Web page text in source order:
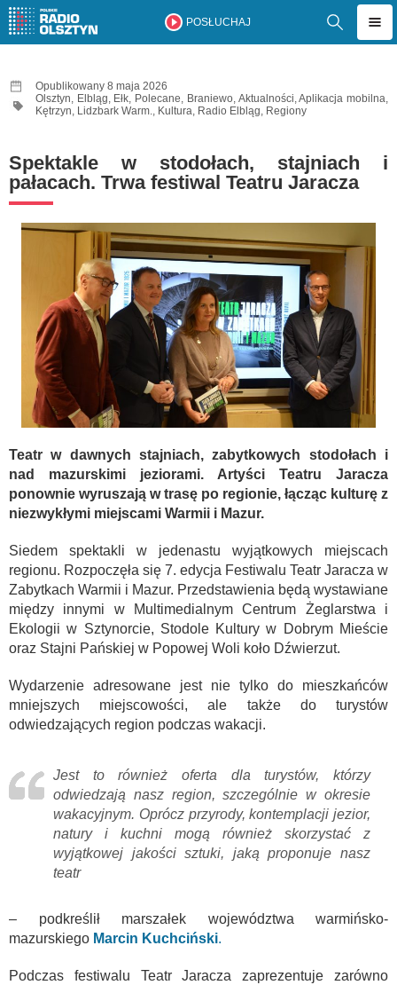
POSŁUCHAJ
Opublikowany 8 maja 2026
Olsztyn, Elbląg, Ełk, Polecane, Braniewo, Aktualności,Aplikacja mobilna,
Kętrzyn, Lidzbark Warm., Kultura, Radio Elbląg, Regiony
Spektakle w stodołach, stajniach i
pałacach. Trwa festiwal Teatru Jaracza
Teatr w dawnych stajniach, zabytkowych stodołach i
nad mazurskimi jeziorami. Artyści Teatru Jaracza
ponownie wyruszają w trasę po regionie, łącząc kulturę z
niezwykłymi miejscami Warmii i Mazur.
Siedem spektakli w jedenastu wyjątkowych miejscach
regionu. Rozpoczęła się 7. edycja Festiwalu Teatr Jaracza w
Zabytkach Warmii i Mazur. Przedstawienia będą wystawiane
między innymi w Multimedialnym Centrum Żeglarstwa i
Ekologii w Sztynorcie, Stodole Kultury w Dobrym Mieście
oraz Stajni Pańskiej w Popowej Woli koło Dźwierzut.
Wydarzenie adresowane jest nie tylko do mieszkańców
mniejszych miejscowości, ale także do turystów
odwiedzających region podczas wakacji.
Jest to również oferta dla turystów, którzy
odwiedzają nasz region, szczególnie w okresie
wakacyjnym. Oprócz przyrody, kontemplacji jezior,
natury i kuchni mogą również skorzystać z
wyjątkowej jakości sztuki, jaką proponuje nasz
teatr
– podkreślił marszałek województwa warmińsko-
mazurskiego Marcin Kuchciński.
Podczas festiwalu Teatr Jaracza zaprezentuje zarówno